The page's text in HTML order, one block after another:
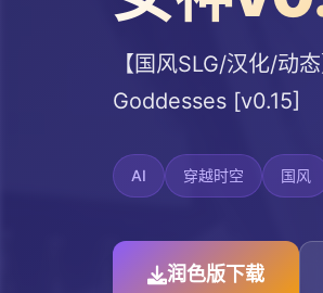
【国风SLG/汉化/动
Goddesses [v0.15]
AI 穿越时空 国风
润色版下载